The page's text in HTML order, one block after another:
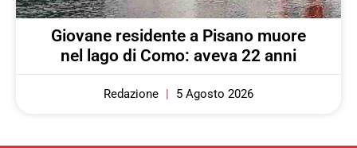
Giovane residente a Pisano muore
nel lago di Como: aveva 22 anni
Redazione 5 Agosto 2026